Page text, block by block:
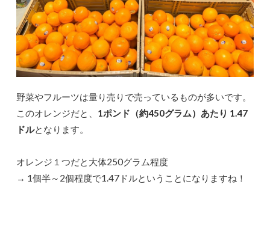
野菜やフルーツは量り売りで売っているものが多いです。
このオレンジだと、 1ポンド（約450グラム）あたり 1.47
ドルとなります。
オレンジ１つだと大体250グラム程度
→ 1個半～2個程度で1.47ドルということになりますね！